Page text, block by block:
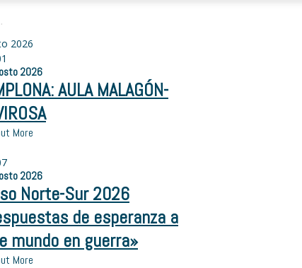
2026
2026
AULA MALAGÓN-
More
2026
Norte-Sur 2026
de esperanza a
mundo en guerra»
More